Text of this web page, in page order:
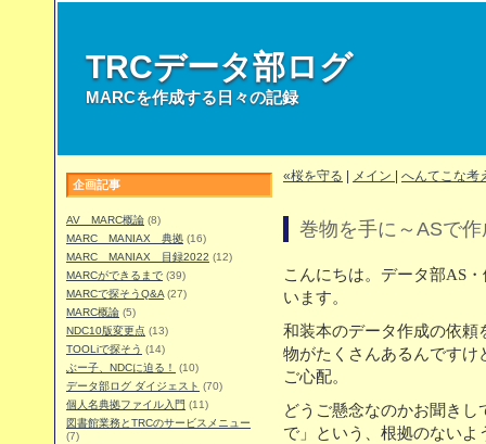
TRCデータ部ログ
MARCを作成する日々の記録
企画記事
AV MARC概論 (8)
MARC MANIAX 典拠 (16)
MARC MANIAX 目録2022 (12)
MARCができるまで (39)
MARCで探そうQ&A (27)
MARC概論 (5)
NDC10版変更点 (13)
TOOLiで探そう (14)
ぶー子、NDCに迫る！
(10)
データ部ログ ダイジェスト (70)
個人名典拠ファイル入門 (11)
図書館業務とTRCのサービスメニュー
(7)
«桜を守る メイン へんてこな考
巻物を手に～ASで
こんにちは。データ部AS
います。
和装本のデータ作成の依頼
物がたくさんあるんですけ
ご心配。
どうご懸念なのかお聞き
で」という、根拠のない